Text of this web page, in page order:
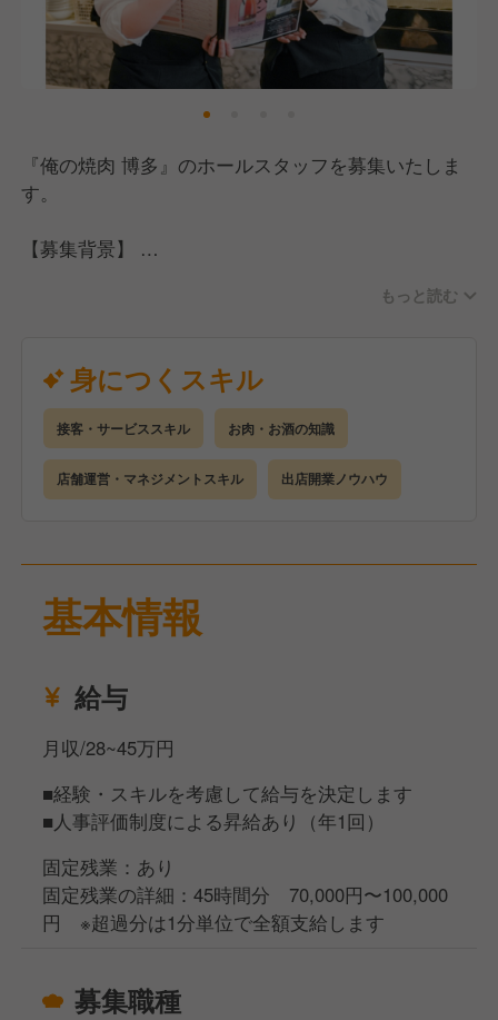
また、当社ではフレンチ・イタリアン・割烹・居酒屋
など、多種多様なジャンルのお店を展開しています。
希望があれば他ブランドへの異動も可能なため、様々
なジャンルで経験を積みながら、自分だけのキャリア
を築いていくことができます。
【働きやすい環境づくりに全力で取り組んでいます】
月8〜9日の休日を確保し、産前産後・育児休暇の整備
もおこなっており、しっかり休む文化が根付いていま
給。社員を増やしていくことで、さらに残業を少なく
していきたいと考えています。
給与面に関しては、全店舗統一化を進めており、地方
店舗でも都内水準の給与で働ける環境を現在整備中で
いう想いから、業績賞与（前期の経常利益）を3ヶ月
に1回、全社員に配分しています。
『俺の焼肉 博多』のホールスタッフを募集いたしま
す。
【募集背景】
して未来に向けた戦力強化を図っていくための募集と
【応募資格】
ホール・サービス経験がある方を求めています。
焼肉業態経験のある方は優遇いたします。
【仕事内容】
ジメント業務にも携わっていただきます。
A5ランク黒毛和牛を一頭買いしているからこそ、部
ながら、お客様へのご提案もおこなっていただきま
が、チェーン店のような画一的な運営はしていませ
ん。
メニュー開発や販促企画・施策などは各店舗でおこな
っており、本社から細かい指示はありません。
だからこそ、ホールスタッフとして働くあなたのアイ
【入社後】
もっと読む
身につくスキル
接客・サービススキル お肉・お酒の知識
店舗運営・マネジメントスキル 出店開業ノウハウ
基本情報
給与
月収/28~45万円
■経験・スキルを考慮して給与を決定します
■人事評価制度による昇給あり（年1回）
固定残業：あり
固定残業の詳細：45時間分 70,000円〜100,000
円 ※超過分は1分単位で全額支給します
募集職種